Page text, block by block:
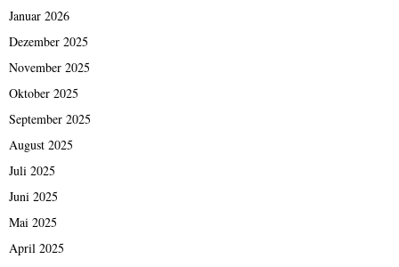
Januar 2026
Dezember 2025
November 2025
Oktober 2025
September 2025
August 2025
Juli 2025
Juni 2025
Mai 2025
April 2025